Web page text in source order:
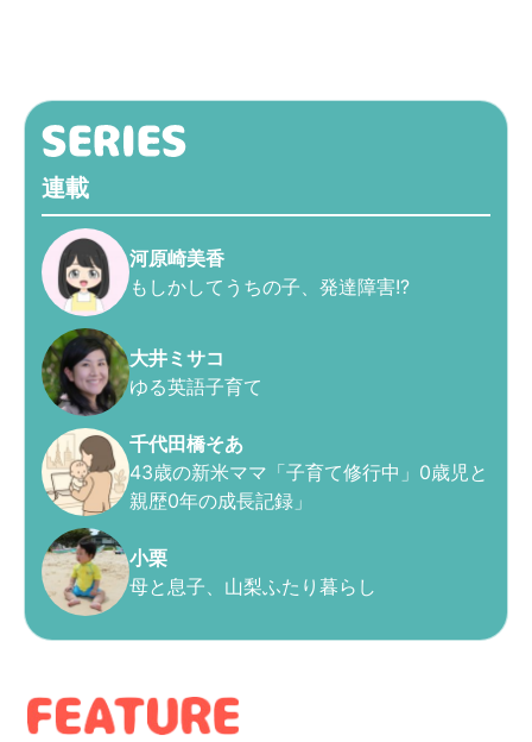
連載
河原崎美香
もしかしてうちの子、発達障害!?
大井ミサコ
ゆる英語子育て
千代田橋そあ
43歳の新米ママ「子育て修行中」0歳児と
親歴0年の成長記録」
小栗
母と息子、山梨ふたり暮らし